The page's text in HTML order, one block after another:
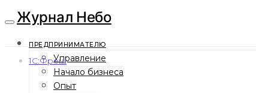
Журнал Небо
ПРЕДПРИНИМАТЕЛЮ
Управление
Начало бизнеса
Опыт
1С:Фреш